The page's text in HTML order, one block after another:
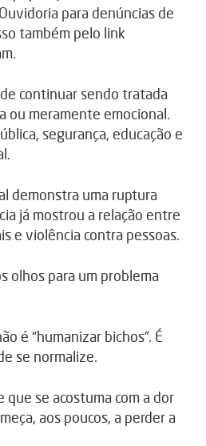
para denúncias de
também pelo link
continuar sendo tratada
ou meramente emocional.
segurança, educação e
demonstra uma ruptura
já mostrou a relação entre
e violência contra pessoas.
olhos para um problema
é “humanizar bichos”. É
se normalize.
que se acostuma com a dor
aos poucos, a perder a